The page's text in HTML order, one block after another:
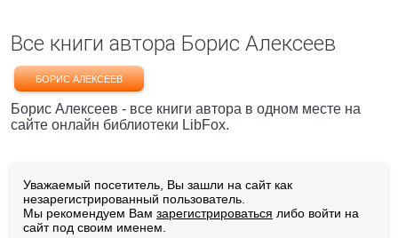
Все книги автора Борис Алексеев
БОРИС АЛЕКСЕЕВ
Борис Алексеев - все книги автора в одном месте на
сайте онлайн библиотеки LibFox.
Уважаемый посетитель, Вы зашли на сайт как
незарегистрированный пользователь.
Мы рекомендуем Вам зарегистрироваться либо войти на
сайт под своим именем.